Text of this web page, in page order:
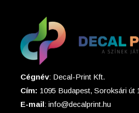
Cégnév: Decal-Print Kft.
Cím: 1095 Budapest, Soroksári út
E-mail: info@decalprint.hu